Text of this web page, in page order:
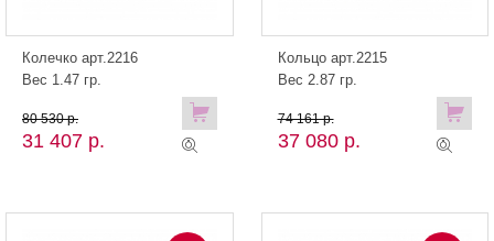
Колечко арт.2216
Вес 1.47 гр.
31 407 р.
80 530 р.
Кольцо арт.2215
Вес 2.87 гр.
37 080 р.
74 161 р.